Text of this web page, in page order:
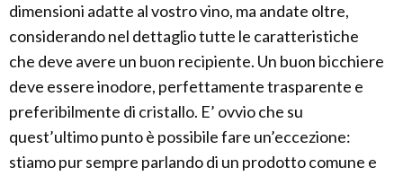
dimensioni adatte al vostro vino, ma andate oltre,
considerando nel dettaglio tutte le caratteristiche
che deve avere un buon recipiente. Un buon bicchiere
deve essere inodore, perfettamente trasparente e
preferibilmente di cristallo. E’ ovvio che su
quest’ultimo punto è possibile fare un’eccezione:
stiamo pur sempre parlando di un prodotto comune e